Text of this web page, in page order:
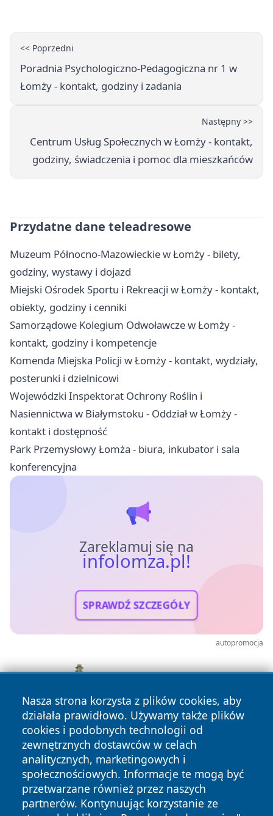
<< Poprzedni
Poradnia Psychologiczno-Pedagogiczna nr 1 w
Łomży - kontakt, godziny i zadania
Następny >>
Centrum Usług Społecznych w Łomży - kontakt,
godziny, świadczenia i pomoc dla mieszkańców
Przydatne dane teleadresowe
Muzeum Północno-Mazowieckie w Łomży - bilety,
godziny, wystawy i dojazd
Miejski Ośrodek Sportu i Rekreacji w Łomży - kontakt,
obiekty, godziny i cenniki
Samorządowe Kolegium Odwoławcze w Łomży -
kontakt, godziny i kompetencje
Komenda Miejska Policji w Łomży - kontakt, wydziały,
posterunki i dzielnicowi
Wojewódzki Inspektorat Ochrony Roślin i
Nasiennictwa w Białymstoku - Oddział w Łomży -
kontakt i dostępność
Park Przemysłowy Łomża - biura, inkubator i sala
konferencyjna
Zareklamuj się na
infolomza.pl!
SPRAWDŹ SZCZEGÓŁY
autopromocja
Nasza strona korzysta z plików cookies, aby
działała prawidłowo. Używamy także plików
cookies i podobnych technologii od
zewnętrznych dostawców w celach
analitycznych, marketingowych i
społecznościowych. Informacje te mogą być
przetwarzane również przez naszych
partnerów. Kontynuując korzystanie ze